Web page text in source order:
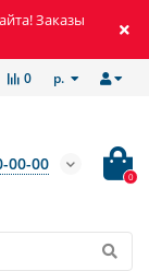
Заказы
р.
0
00-00
0